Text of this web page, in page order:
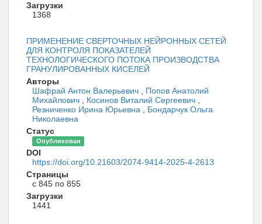
Загрузки
1368
ПРИМЕНЕНИЕ СВЕРТОЧНЫХ НЕЙРОННЫХ СЕТЕЙ
ДЛЯ КОНТРОЛЯ ПОКАЗАТЕЛЕЙ
ТЕХНОЛОГИЧЕСКОГО ПОТОКА ПРОИЗВОДСТВА
ГРАНУЛИРОВАННЫХ КИСЕЛЕЙ
Авторы
Шафрай Антон Валерьевич
Попов Анатолий
Михайлович
Косинов Виталий Сергеевич
Резниченко Ирина Юрьевна
Бондарчук Ольга
Николаевна
Статус
Опубликован
DOI
https://doi.org/10.21603/2074-9414-2025-4-2613
Страницы
с 845 по 855
Загрузки
1441